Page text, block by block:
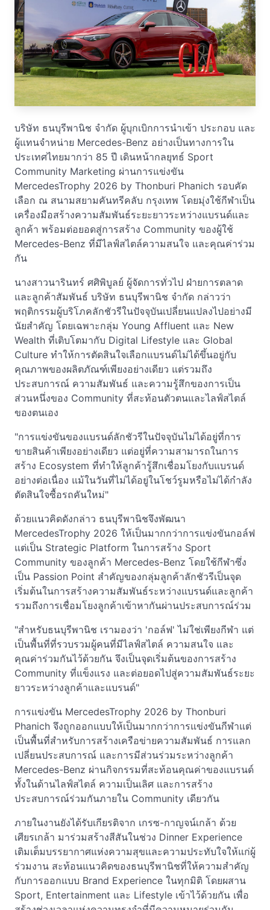
บริษัท ธนบุรีพานิช จำกัด ผู้บุกเบิกการนำเข้า ประกอบ และ
ผู้แทนจำหน่าย Mercedes-Benz อย่างเป็นทางการใน
ประเทศไทยมากว่า 85 ปี เดินหน้ากลยุทธ์ Sport
Community Marketing ผ่านการแข่งขัน
MercedesTrophy 2026 by Thonburi Phanich รอบคัด
เลือก ณ สนามสยามคันทรีคลับ กรุงเทพ โดยมุ่งใช้กีฬาเป็น
เครื่องมือสร้างความสัมพันธ์ระยะยาวระหว่างแบรนด์และ
ลูกค้า พร้อมต่อยอดสู่การสร้าง Community ของผู้ใช้
Mercedes-Benz ที่มีไลฟ์สไตล์ความสนใจ และคุณค่าร่วม
กัน
นางสาวนารินทร์ ศศิพิบูลย์ ผู้จัดการทั่วไป ฝ่ายการตลาด
และลูกค้าสัมพันธ์ บริษัท ธนบุรีพานิช จำกัด กล่าวว่า
พฤติกรรมผู้บริโภคลักชัวรีในปัจจุบันเปลี่ยนแปลงไปอย่างมี
นัยสำคัญ โดยเฉพาะกลุ่ม Young Affluent และ New
Wealth ที่เติบโตมากับ Digital Lifestyle และ Global
Culture ทำให้การตัดสินใจเลือกแบรนด์ไม่ได้ขึ้นอยู่กับ
คุณภาพของผลิตภัณฑ์เพียงอย่างเดียว แต่รวมถึง
ประสบการณ์ ความสัมพันธ์ และความรู้สึกของการเป็น
ส่วนหนึ่งของ Community ที่สะท้อนตัวตนและไลฟ์สไตล์
ของตนเอง
"การแข่งขันของแบรนด์ลักชัวรีในปัจจุบันไม่ได้อยู่ที่การ
ขายสินค้าเพียงอย่างเดียว แต่อยู่ที่ความสามารถในการ
สร้าง Ecosystem ที่ทำให้ลูกค้ารู้สึกเชื่อมโยงกับแบรนด์
อย่างต่อเนื่อง แม้ในวันที่ไม่ได้อยู่ในโชว์รูมหรือไม่ได้กำลัง
ตัดสินใจซื้อรถคันใหม่"
ด้วยแนวคิดดังกล่าว ธนบุรีพานิชจึงพัฒนา
MercedesTrophy 2026 ให้เป็นมากกว่าการแข่งขันกอล์ฟ
แต่เป็น Strategic Platform ในการสร้าง Sport
Community ของลูกค้า Mercedes-Benz โดยใช้กีฬาซึ่ง
เป็น Passion Point สำคัญของกลุ่มลูกค้าลักชัวรีเป็นจุด
เริ่มต้นในการสร้างความสัมพันธ์ระหว่างแบรนด์และลูกค้า
รวมถึงการเชื่อมโยงลูกค้าเข้าหากันผ่านประสบการณ์ร่วม
"สำหรับธนบุรีพานิช เรามองว่า 'กอล์ฟ' ไม่ใช่เพียงกีฬา แต่
เป็นพื้นที่ที่รวบรวมผู้คนที่มีไลฟ์สไตล์ ความสนใจ และ
คุณค่าร่วมกันไว้ด้วยกัน จึงเป็นจุดเริ่มต้นของการสร้าง
Community ที่แข็งแรง และต่อยอดไปสู่ความสัมพันธ์ระยะ
ยาวระหว่างลูกค้าและแบรนด์"
การแข่งขัน MercedesTrophy 2026 by Thonburi
Phanich จึงถูกออกแบบให้เป็นมากกว่าการแข่งขันกีฬาแต่
เป็นพื้นที่สำหรับการสร้างเครือข่ายความสัมพันธ์ การแลก
เปลี่ยนประสบการณ์ และการมีส่วนร่วมระหว่างลูกค้า
Mercedes-Benz ผ่านกิจกรรมที่สะท้อนคุณค่าของแบรนด์
ทั้งในด้านไลฟ์สไตล์ ความเป็นเลิศ และการสร้าง
ประสบการณ์ร่วมกันภายใน Community เดียวกัน
ภายในงานยังได้รับเกียรติจาก เกรซ-กาญจน์เกล้า ด้วย
เศียรเกล้า มาร่วมสร้างสีสันในช่วง Dinner Experience
เติมเต็มบรรยากาศแห่งความสุขและความประทับใจให้แก่ผู้
ร่วมงาน สะท้อนแนวคิดของธนบุรีพานิชที่ให้ความสำคัญ
กับการออกแบบ Brand Experience ในทุกมิติ โดยผสาน
Sport, Entertainment และ Lifestyle เข้าไว้ด้วยกัน เพื่อ